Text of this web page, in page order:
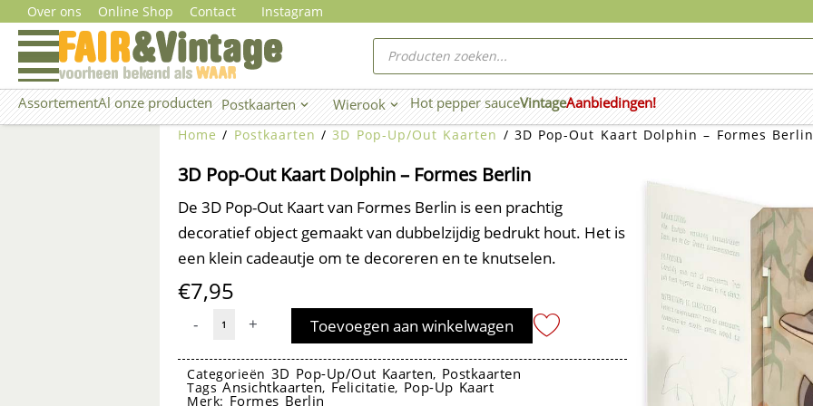
naar
inhoud
Over ons Online Shop Contact Instagram
Producten
zoeken
AssortementAl onze producten Postkaarten Open Postkaarten
Wierook Open Wierook
Hot pepper sauceVintageAanbiedingen!
Home / Postkaarten /3D Pop-Up/Out Kaarten / 3D Pop-Out Kaart Dolphin – Formes Berlin
3D Pop-Out Kaart Dolphin – Formes Berlin
De 3D Pop-Out Kaart van Formes Berlin is een prachtig
decoratief object gemaakt van dubbelzijdig bedrukt hout. Het is
een klein cadeautje om te decoreren en te knutselen.
€7,95
-
Out
Kaart
+ Toevoegen aan winkelwagen
Categorieën 3D Pop-Up/Out Kaarten, Postkaarten
Tags Ansichtkaarten, Felicitatie, Pop-Up Kaart
Merk: Formes Berlin